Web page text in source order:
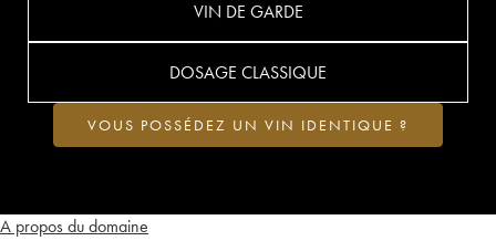
A propos du domaine
VIN DE GARDE
DOSAGE CLASSIQUE
VOUS POSSÉDEZ UN VIN IDENTIQUE ?